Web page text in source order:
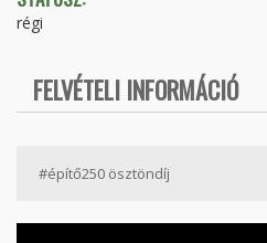
régi
FELVÉTELI INFORMÁCIÓ
#építő250 ösztöndíj